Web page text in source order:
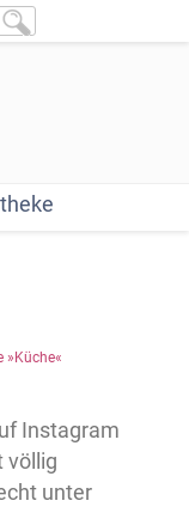
»Küche«
Instagram
völlig
unter